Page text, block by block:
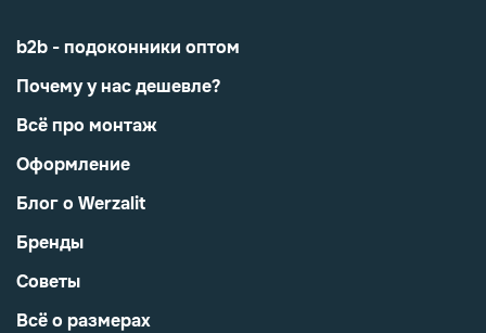
b2b - подоконники оптом
Почему у нас дешевле?
Всё про монтаж
Оформление
Блог о Werzalit
Бренды
Советы
Всё о размерах